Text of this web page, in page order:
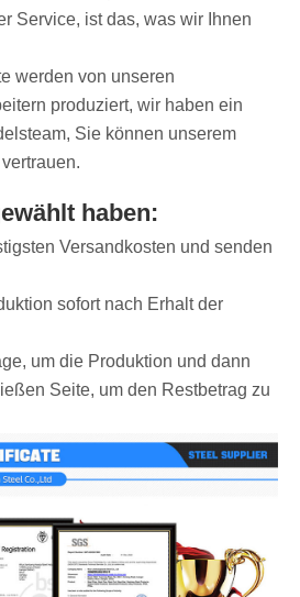
Service, ist das, was wir Ihnen
werden von unseren
produziert, wir haben ein
Sie können unserem
haben:
Versandkosten und senden
sofort nach Erhalt der
um die Produktion und dann
Seite, um den Restbetrag zu